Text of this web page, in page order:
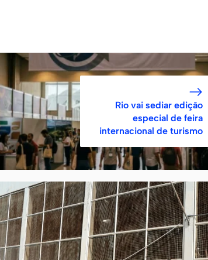
Rio vai sediar edição
especial de feira
internacional de turismo